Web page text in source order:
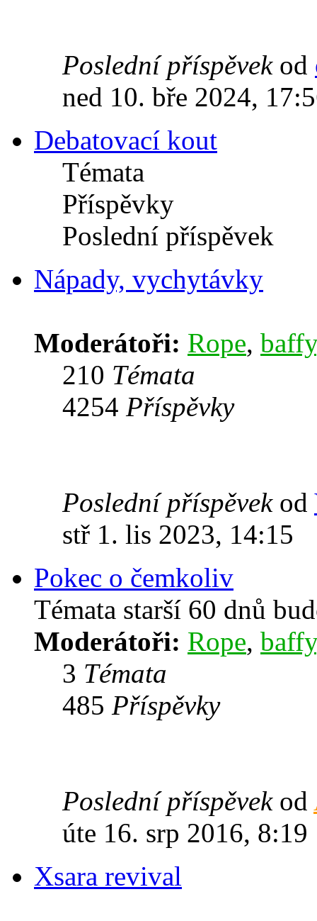
Poslední příspěvekod
ned 10. bře 2024,
Debatovací kout
Témata
Příspěvky
Poslední příspěvek
Nápady, vychytávky
Moderátoři: Rope, baffy
210 Témata
4254 Příspěvky
Poslední příspěvekod
stř 1. lis 2023, 14:15
Pokec o čemkoliv
Témata starší 60 dnů
Moderátoři: Rope, baffy
3 Témata
485 Příspěvky
Poslední příspěvekod
úte 16. srp 2016, 8:19
Xsara revival